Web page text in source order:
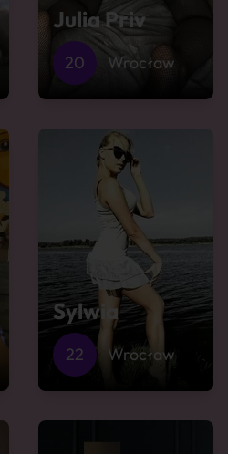
Julia Priv
20 Wrocław
Sylwia
22 Wrocław